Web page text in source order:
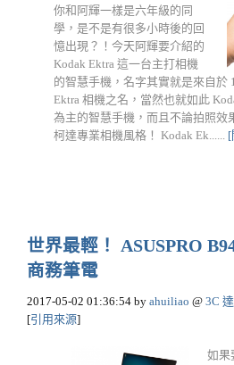
你和阿輝一樣是六年級的同
學，是不是有很多小時後的回
憶出現？！今天阿輝要介紹的
Kodak Ektra 這一台主打相機
的智慧手機，名字其實就是來自於
Ektra 相機之名，當然也就如此
為主的智慧手機，而且不論拍照效
柯達專業相機風格！ Kodak Ek...... [
世界最輕！ ASUSPRO
商務筆電
2017-05-02 01:36:54 by ahuiliao @ 3C
[引用來源]
如果